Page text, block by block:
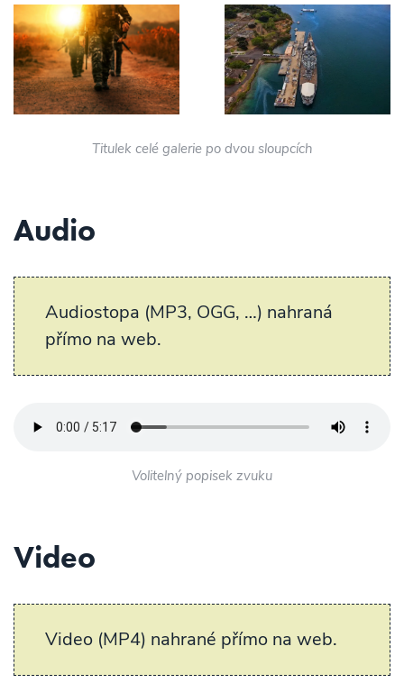
Titulek celé galerie po dvou sloupcích
Audio
Audiostopa (MP3, OGG, …) nahraná
přímo na web.
Volitelný popisek zvuku
Video
Video (MP4) nahrané přímo na web.